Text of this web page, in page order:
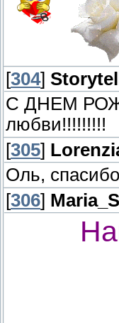
[304]
С ДНЕМ
любви!!!!!!!!!
[305]
Оль,
[306]